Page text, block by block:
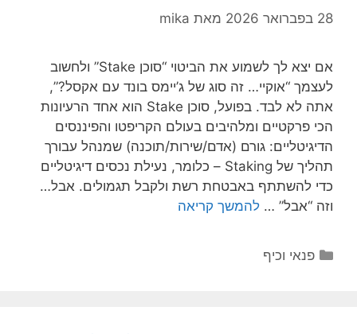
28 בפברואר 2026 מאת mika
אם יצא לך לשמוע את הביטוי “סוכן Stake” ולחשוב
לעצמך “אוקיי… זה סוג של ג’יימס בונד עם אקסל?”,
אתה לא לבד. בפועל, סוכן Stake הוא אחד הרעיונות
הכי פרקטיים ומלהיבים בעולם הקריפטו והפיננסים
הדיגיטליים: גורם (אדם/שירות/תוכנה) שמנהל עבורך
תהליך של Staking – כלומר, נעילת נכסים דיגיטליים
כדי להשתתף באבטחת רשת ולקבל תגמולים. אבל…
וזה “אבל” … להמשך קריאה
קטגוריות
פנאי וכיף